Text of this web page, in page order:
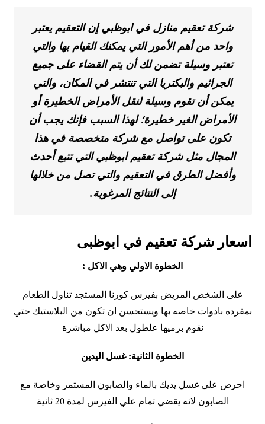
شركة تعقيم منازل في ابوظبي إن التعقيم يعتبر
واحد من أهم الأمور التي يمكنك القيام بها والتي
تعتبر وسيلة تضمن لك أن يتم القضاء على جميع
الجراثيم والبكتريا التي تنتشر في المكان، والتي
يمكن أن تقوم وسيلة لنقل الأمراض الخطيرة أو
الأمراض الغير خطيرة؛ لهذا السبب فإنك يجب أن
تكون على تواصل مع شركة متخصصة في هذا
المجال مثل شركة تعقيم ابوظبي التي تتبع أحدث
وأفضل الطرق في التعقيم والتي تصل من خلالها
إلى النتائج المرغوبة.
اسعار شركة تعقيم في ابوظبى
الخطوة الاولي وهي الاكل :
على الشخص المريض بفيرس كورنا المستجد تناول الطعام
بمفرده بادوات خاصه بها ويستحسن ان تكون من البلاستيك حتي
نقوم برميها علطول بعد الاكل مباشرة
الخطوة الثانية: غسل اليدين
احرص على غسل يديك بالماء والصابون المستمر وخاصة مع
الصابون لانه يقضي تمام علي الفيرس لمدة 20 ثانية